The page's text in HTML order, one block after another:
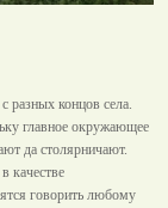
концов села.
главное окружающее
да столярничают.
качестве
говорить любому